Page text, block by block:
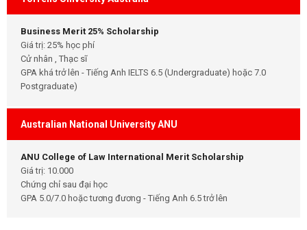
Business Merit 25% Scholarship
Giá trị: 25% học phí
Cử nhân , Thạc sĩ
GPA khá trở lên - Tiếng Anh IELTS 6.5 (Undergraduate) hoặc 7.0
Postgraduate)
Australian National University ANU
ANU College of Law International Merit Scholarship
Giá trị: 10.000
Chứng chỉ sau đại học
GPA 5.0/7.0 hoặc tương đương - Tiếng Anh 6.5 trở lên